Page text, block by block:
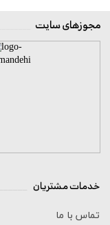
تماس با ما
مجوزهای سایت
خدمات مشتریان